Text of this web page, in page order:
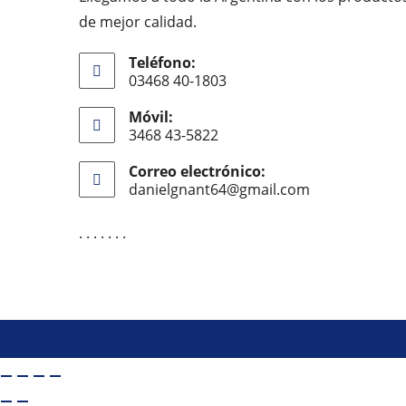
de mejor calidad.
Teléfono:
03468 40-1803
Móvil:
3468 43-5822
Correo electrónico:
danielgnant64@gmail.com
. . . . . . .